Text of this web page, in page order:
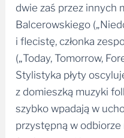
dwie zaś przez innych
Balcerowskiego
i flecistę, członka
(„Today, Tomorrow,
Stylistyka płyty
z domieszką muzyki
szybko wpadają w
przystępną w